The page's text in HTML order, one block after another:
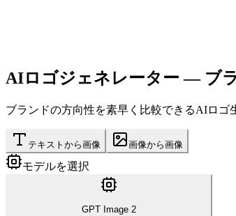
AIロゴジェネレーター — ブ
ブランドの方向性を素早く比較できるAIロゴ
テキストから画像 画像から画像
モデルを選択
GPT Image 2